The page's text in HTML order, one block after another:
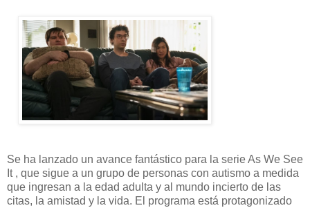
Se ha lanzado un avance fantástico para la serie As We See
It , que sigue a un grupo de personas con autismo a medida
que ingresan a la edad adulta y al mundo incierto de las
citas, la amistad y la vida. El programa está protagonizado